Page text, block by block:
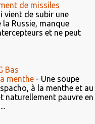
de missiles
vient de subir une
Russie, manque
et ne peut
Bas
menthe - Une soupe
à la menthe et au
naturellement pauvre en